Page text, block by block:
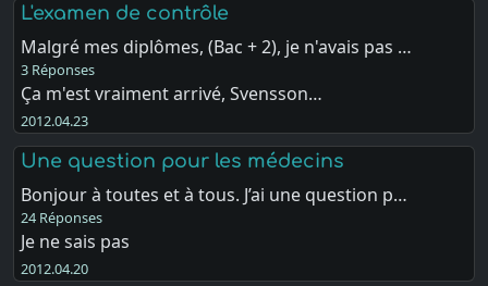
L'examen de contrôle
Malgré mes diplômes, (Bac + 2), je n'avais pas …
3 Réponses
Ça m'est vraiment arrivé, Svensson…
2012.04.23
Une question pour les médecins
Bonjour à toutes et à tous. J’ai une question p…
24 Réponses
Je ne sais pas
2012.04.20